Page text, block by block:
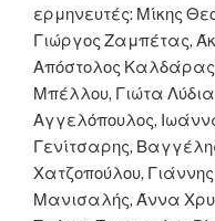
ερμηνευτές: Μίκης
Γιώργος Ζαμπέτας,
Απόστολος
Μπέλλου, Γιώτα
Αγγελόπουλος,
Γενίτσαρης,
Χατζοπούλου,
Μανισαλής, Άννα